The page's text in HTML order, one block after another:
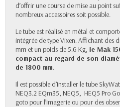
d’offrir une course de mise au point
nombreux accessoires soit possible.
Le tube est réalisé en métal et
intégrée de type Vixen. Affichant des
mm et un poids de 5.6 Kg, le Mak
compact au regard de son
de 1800 mm.
Il est possible d’installer le tube
NEQ3.2 EQm35, NEQ5, HEQ5 Pro
goto pour l’imagerie ou pour des